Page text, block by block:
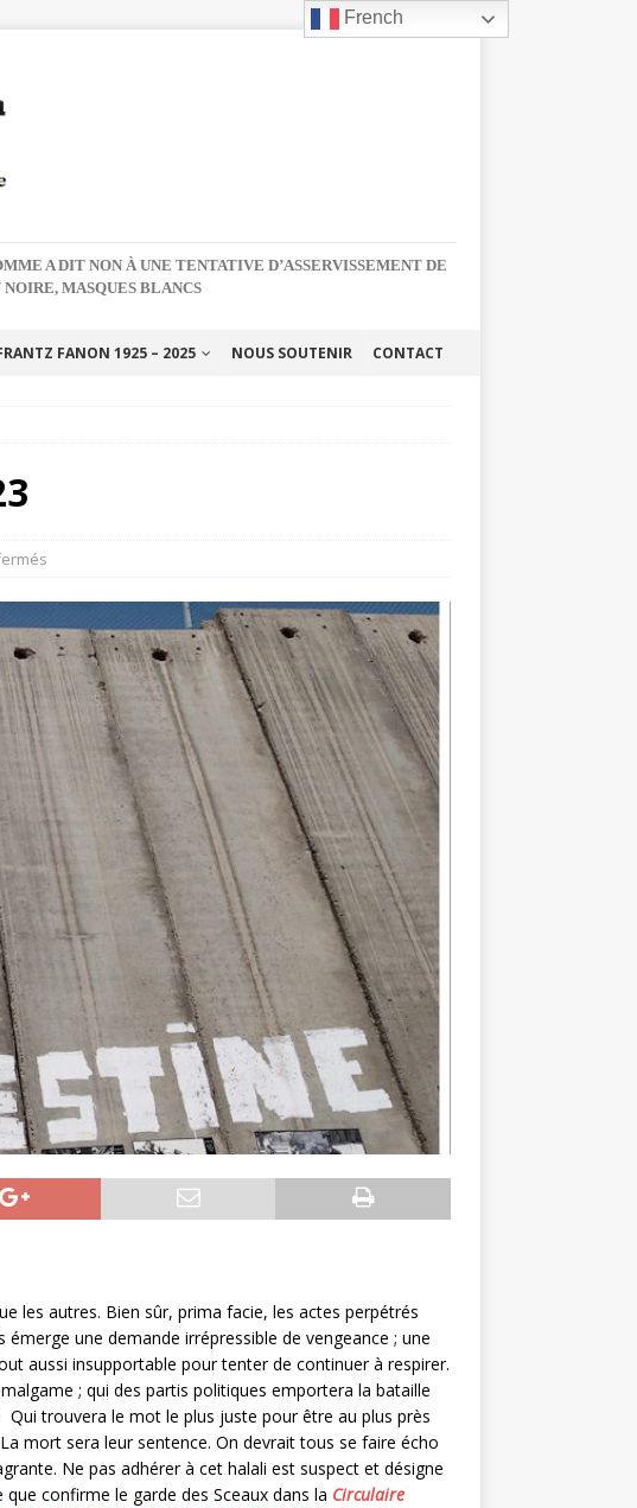
A DIT NON À UNE TENTATIVE D’ASSERVISSEMENT DE
MASQUES BLANCS
FANON 1925 – 2025 NOUS SOUTENIR CONTACT
les autres. Bien sûr, prima facie, les actes perpétrés
une demande irrépressible de vengeance ; une
aussi insupportable pour tenter de continuer à respirer.
; qui des partis politiques emportera la bataille
trouvera le mot le plus juste pour être au plus près
mort sera leur sentence. On devrait tous se faire écho
Ne pas adhérer à cet halali est suspect et désigne
confirme le garde des Sceaux dans la Circulaire
French